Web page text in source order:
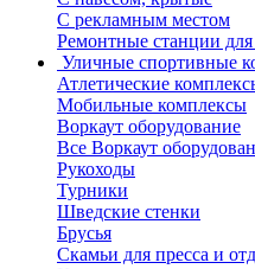
С рекламным местом
Ремонтные станции для
Уличные спортивные
Атлетические
Мобильные комплексы
Воркаут оборудование
Все Воркаут
Рукоходы
Турники
Шведские стенки
Брусья
Скамьи для пресса и